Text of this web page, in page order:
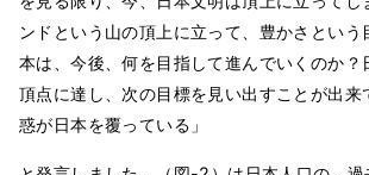
ンドという山の頂上に立って、豊かさという
本は、今後、何を目指して進んでいくのか？
頂点に達し、次の目標を見い出すことが出来
惑が日本を覆っている」